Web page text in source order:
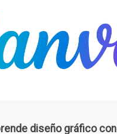
diseño gráfico con